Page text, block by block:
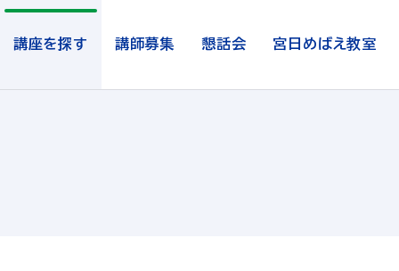
講座を探す 講師募集 懇話会 宮日めばえ教室